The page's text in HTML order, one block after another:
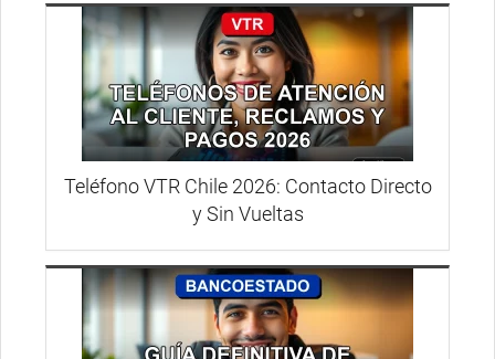
Teléfono VTR Chile 2026: Contacto Directo
y Sin Vueltas